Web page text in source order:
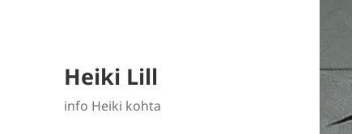
Heiki Lill
info Heiki kohta